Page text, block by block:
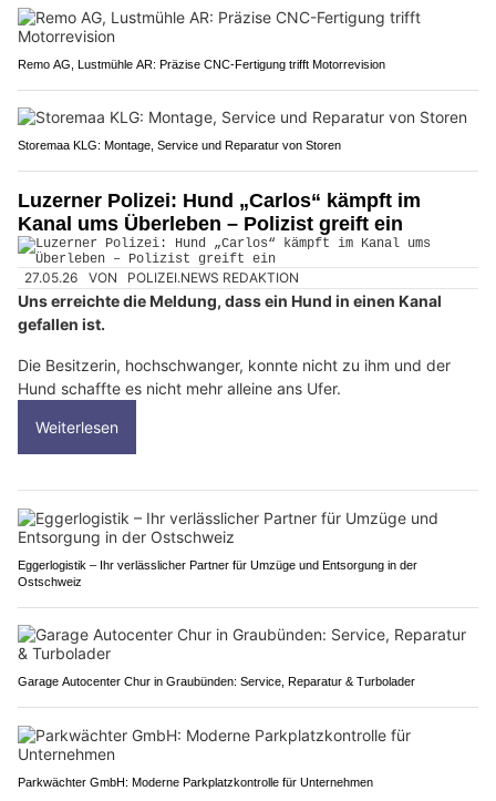
Remo AG, Lustmühle AR: Präzise CNC-Fertigung trifft Motorrevision
Storemaa KLG: Montage, Service und Reparatur von Storen
Luzerner Polizei: Hund „Carlos“ kämpft im
Kanal ums Überleben – Polizist greift ein
27.05.26 VON POLIZEI.NEWS REDAKTION
Uns erreichte die Meldung, dass ein Hund in einen Kanal
gefallen ist.
Die Besitzerin, hochschwanger, konnte nicht zu ihm und der
Hund schaffte es nicht mehr alleine ans Ufer.
Weiterlesen
Eggerlogistik – Ihr verlässlicher Partner für Umzüge und Entsorgung in der
Ostschweiz
Garage Autocenter Chur in Graubünden: Service, Reparatur & Turbolader
Parkwächter GmbH: Moderne Parkplatzkontrolle für Unternehmen